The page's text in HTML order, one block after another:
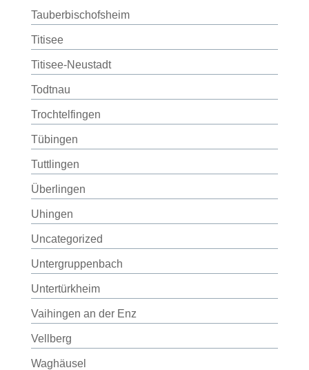
Tauberbischofsheim
Titisee
Titisee-Neustadt
Todtnau
Trochtelfingen
Tübingen
Tuttlingen
Überlingen
Uhingen
Uncategorized
Untergruppenbach
Untertürkheim
Vaihingen an der Enz
Vellberg
Waghäusel